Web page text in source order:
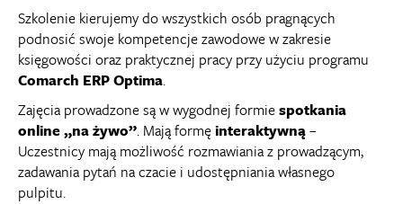
Szkolenie kierujemy do wszystkich osób pragnących
podnosić swoje kompetencje zawodowe w zakresie
księgowości oraz praktycznej pracy przy użyciu programu
Comarch ERP Optima.
Zajęcia prowadzone są w wygodnej formiespotkania
online „na żywo”. Mają formęinteraktywną–
Uczestnicy mają możliwość rozmawiania z prowadzącym,
zadawania pytań na czacie i udostępniania własnego
pulpitu.